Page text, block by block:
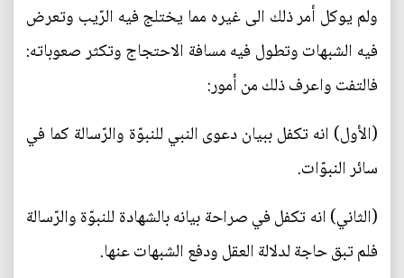
ولم يوكل أمر ذلك الى غيره مما يختلج فيه الرّيب وتعرض
فيه الشبهات وتطول فيه مسافة الاحتجاج وتكثر صعوباته:
فالتفت واعرف ذلك من أمور:
(الأول) انه تكفل ببيان دعوى النبي للنبوّة والرّسالة كما في
سائر النبوّات.
(الثاني) انه تكفل في صراحة بيانه بالشهادة للنبوّة والرّسالة
فلم تبق حاجة لدلالة العقل ودفع الشبهات عنها.